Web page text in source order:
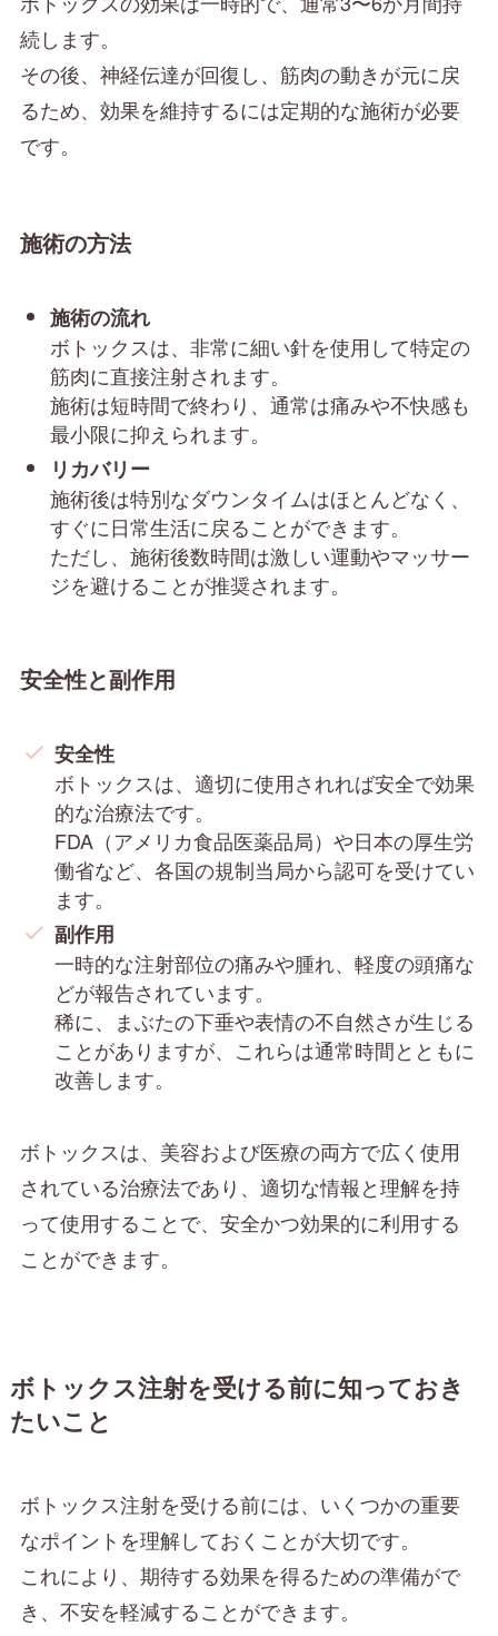
続します。
その後、神経伝達が回復し、筋肉の動きが元に戻
るため、効果を維持するには定期的な施術が必要
です。
施術の方法
施術の流れ
ボトックスは、非常に細い針を使用して特定の
筋肉に直接注射されます。
施術は短時間で終わり、通常は痛みや不快感も
最小限に抑えられます。
リカバリー
施術後は特別なダウンタイムはほとんどなく、
すぐに日常生活に戻ることができます。
ただし、施術後数時間は激しい運動やマッサー
ジを避けることが推奨されます。
安全性と副作用
安全性
ボトックスは、適切に使用されれば安全で効果
的な治療法です。
FDA（アメリカ食品医薬品局）や日本の厚生労
働省など、各国の規制当局から認可を受けてい
ます。
副作用
一時的な注射部位の痛みや腫れ、軽度の頭痛な
どが報告されています。
稀に、まぶたの下垂や表情の不自然さが生じる
ことがありますが、これらは通常時間とともに
改善します。
ボトックスは、美容および医療の両方で広く使用
されている治療法であり、適切な情報と理解を持
って使用することで、安全かつ効果的に利用する
ことができます。
ボトックス注射を受ける前に知っておき
たいこと
ボトックス注射を受ける前には、いくつかの重要
なポイントを理解しておくことが大切です。
これにより、期待する効果を得るための準備がで
き、不安を軽減することができます。